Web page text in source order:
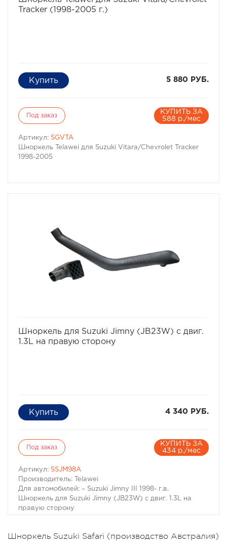
Tracker (1998-2005 г.)
5 880 РУБ.
Под заказ
КУПИТЬ ЗА
588 р./мес
Артикул: SGVTA
Шноркель Telawei для Suzuki Vitara/Chevrolet Tracker
1998-2005
Шноркель для Suzuki Jimny (JB23W) с двиг.
1.3L на правую сторону
4 340 РУБ.
Под заказ
КУПИТЬ ЗА
434 р./мес
Артикул: SSJM98A
Производитель: Telawei
Для автомобилей: – Suzuki Jimny III 1998- г.в.
Шноркель для Suzuki Jimny (JB23W) с двиг. 1.3L на
правую сторону
Шноркель Suzuki Safari (производство Австралия)